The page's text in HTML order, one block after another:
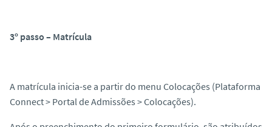
3º passo – Matrícula
A matrícula inicia-se a partir do menu Colocações (Plataforma
Connect > Portal de Admissões > Colocações).